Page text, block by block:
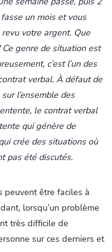
un mois et vous
revu votre argent. Que
genre de situation est
c’est l’un des
verbal. À défaut de
l’ensemble des
le contrat verbal
qui génère de
crée des situations où
pas été discutés.
peuvent être faciles à
lorsqu’un problème
très difficile de
sur ces derniers et